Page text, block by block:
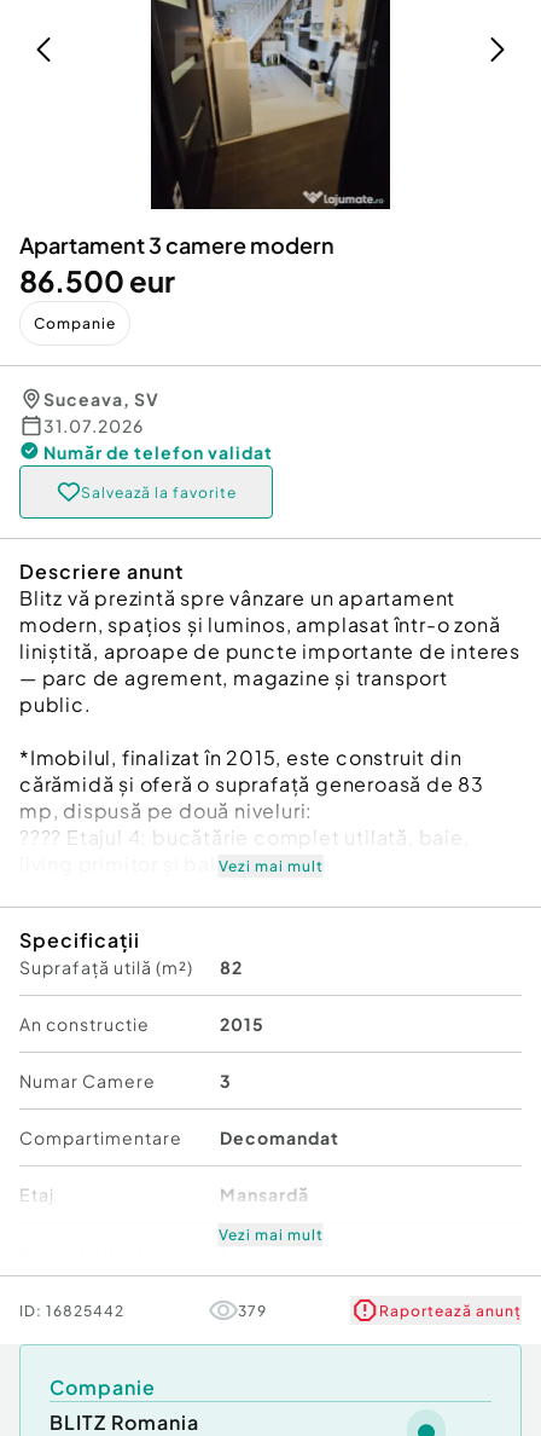
Servicii
Animale de companie
Afaceri și echipamente profesionale
Inchiriere Bunuri si Vehicule
Utilaje agricole si industriale
Piese auto si accesorii
Apartament 3 camere modern
86.500 eur
Companie
Suceava, SV
31.07.2026
Număr de telefon validat
Salvează la favorite
Descriere anunt
Blitz vă prezintă spre vânzare un apartament
modern, spațios și luminos, amplasat într-o zonă
liniștită, aproape de puncte importante de interes
— parc de agrement, magazine și transport
public.
*Imobilul, finalizat în 2015, este construit din
cărămidă și oferă o suprafață generoasă de 83
mp, dispusă pe două niveluri:
???? Etajul 4: bucătărie complet utilată, baie,
living primitor și balcon tip lojă.
Apartamentul dispune de aer condiționat, este
bine izolat termic și se vinde mobilat sau
nemobilat, în funcție de preferințele
cumpărătorului.
Este o locuință ideală pentru o familie tânără sau
pentru cei care caută un apartament modern, cu
spațiu generos și o atmosferă primitoare.
Programează acum o vizionare și descoperă
locuința perfectă pentru tine!
Cod ofertă / ID BLITZ: P157834
Confort:1
Tip imobil:Bloc de apartamente
Vezi mai mult
Specificații
Suprafață utilă (m²) 82
An constructie 2015
Numar Camere 3
Compartimentare Decomandat
Etaj Mansardă
Număr niveluri imobil 3
Comfort
Vezi mai mult
ID: 16825442 379 Raportează anunț
Companie
BLITZ Romania